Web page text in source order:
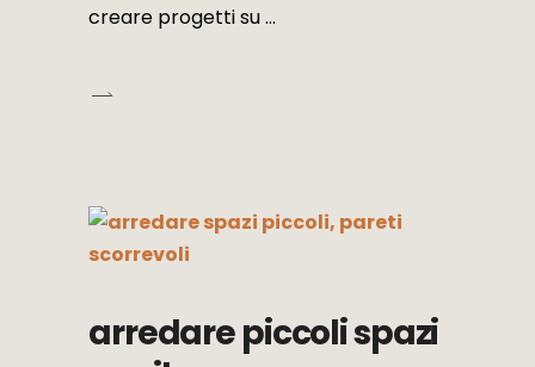
creare progetti su
arredare piccoli spazi